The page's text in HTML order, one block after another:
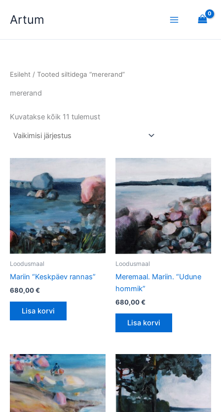
Artum
Esileht / Tooted siltidega “mererand”
mererand
Kuvatakse kõik 11 tulemust
Loodusmaal
Mariin “Keskpäev rannas”
680,00€
Lisa korvi
Loodusmaal
Meremaal. Mariin. “Udune
hommik”
680,00€
Lisa korvi